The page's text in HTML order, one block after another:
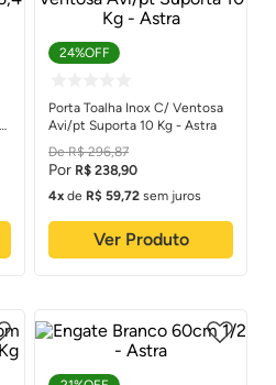
24%OFF
Porta Toalha Inox C/ Ventosa
Avi/pt Suporta 10 Kg - Astra
R$ 296,87
R$ 238,90
4
de R$ 59,72 sem juros
Ver Produto